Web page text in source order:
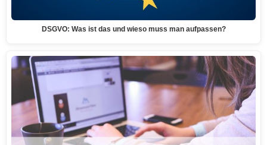
DSGVO: Was ist das und wieso muss man aufpassen?